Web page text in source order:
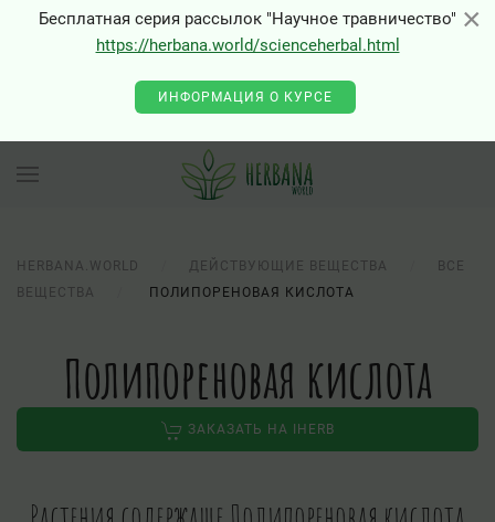
×
Бесплатная серия рассылок "Научное травничество"
https://herbana.world/scienceherbal.html
ИНФОРМАЦИЯ О КУРСЕ
HERBANA.WORLD ДЕЙСТВУЮЩИЕ ВЕЩЕСТВА
ВСЕ
ВЕЩЕСТВА
ПОЛИПОРЕНОВАЯ КИСЛОТА
Полипореновая кислота
ЗАКАЗАТЬ НА IHERB
×
0 - Class "Joomla\Input\Json" not found